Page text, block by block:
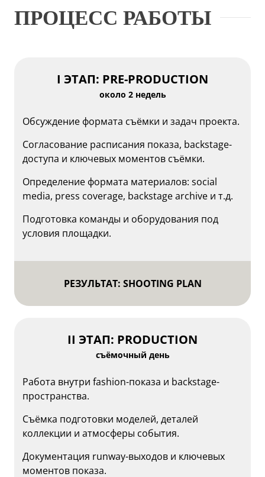
ПРОЦЕСС РАБОТЫ
I ЭТАП: PRE-PRODUCTION
около 2 недель
Обсуждение формата съёмки и задач проекта.
Согласование расписания показа, backstage-
доступа и ключевых моментов съёмки.
Определение формата материалов: social
media, press coverage, backstage archive и т.д.
Подготовка команды и оборудования под
условия площадки.
РЕЗУЛЬТАТ: SHOOTING PLAN
II ЭТАП: PRODUCTION
съёмочный день
Работа внутри fashion-показа и backstage-
пространства.
Съёмка подготовки моделей, деталей
коллекции и атмосферы события.
Документация runway-выходов и ключевых
моментов показа.